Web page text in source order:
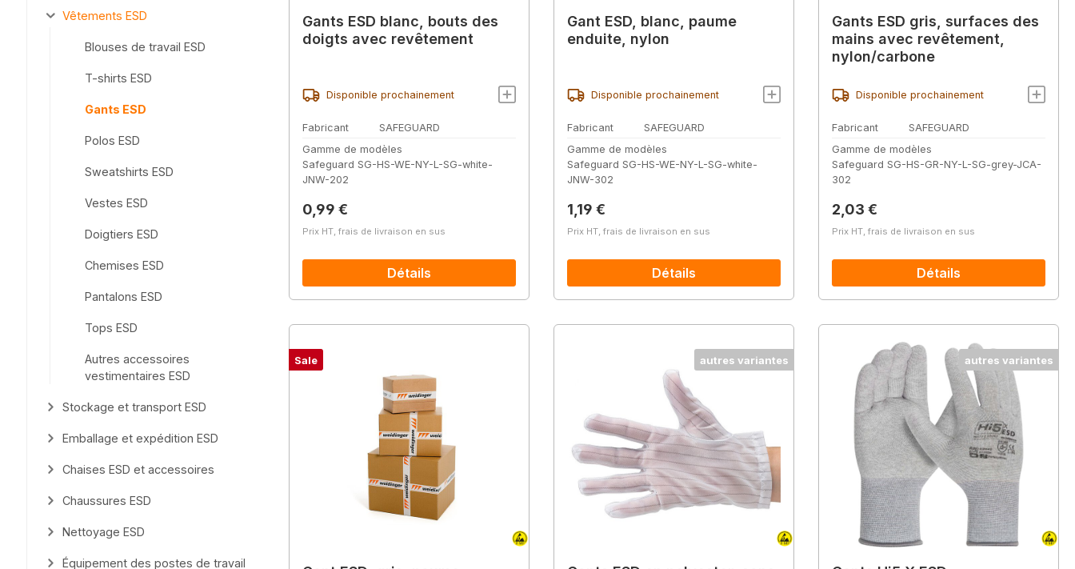
Vêtements ESD
Blouses de travail ESD
T-shirts ESD
Gants ESD
Polos ESD
Sweatshirts ESD
Vestes ESD
Doigtiers ESD
Chemises ESD
Pantalons ESD
Tops ESD
Autres accessoires
vestimentaires ESD
Stockage et transport ESD
Emballage et expédition ESD
Chaises ESD et accessoires
Chaussures ESD
Nettoyage ESD
Équipement des postes de travail
Gants ESD blanc, bouts des
doigts avec revêtement
Disponible prochainement
Fabricant
SAFEGUARD
Gamme de modèles
Safeguard SG-HS-WE-NY-L-SG-white-
JNW-202
Prix régulier :
0,99 €
Prix HT, frais de livraison en sus
Détails
Gant ESD, blanc, paume
enduite, nylon
Disponible prochainement
Fabricant
SAFEGUARD
Gamme de modèles
Safeguard SG-HS-WE-NY-L-SG-white-
JNW-302
Prix régulier :
1,19 €
Prix HT, frais de livraison en sus
Détails
Gants ESD gris, surfaces des
mains avec revêtement,
nylon/carbone
Disponible prochainement
Fabricant
SAFEGUARD
Gamme de modèles
Safeguard SG-HS-GR-NY-L-SG-grey-JCA-
302
Prix régulier :
2,03 €
Prix HT, frais de livraison en sus
Détails
Sale autres variantes autres variantes